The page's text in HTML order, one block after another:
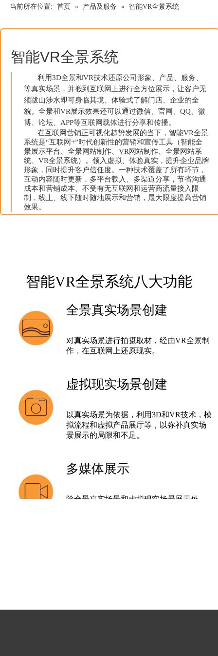
当前所在位置: 首页 » 产品及服务 » 智能VR全景系统
智能VR全景系统
利用3D全景和VR技术还原公司形象、产品、服务、
等真实场景，并搬到互联网上进行全方位展示，让客户无
须跋山涉水即可身临其境、体验式了解门店、企业的全
貌。全景和VR展示效果还可以通过微信、官网、QQ、微
博、论坛、APP等互联网载体进行分享和传播。
在互联网营销正可视化趋势发展的当下，智能VR全景
系统是“互联网+”时代创新性的营销和宣传工具（智能全
景展示平台、全景网站制作、VR网站制作、全景网站系
统、VR全景系统）。领入虚拟、体验真实，提升企业品牌
形象，同时提升客户信任度。一种技术覆盖了所有环节，
互动内容随时更新，多平台载入、多渠道分享，节省沟通
成本和营销成本。不受有无互联网和运营商流量接入限
制，线上、线下随时随地展示和营销，最大限度提高营销
效果。
智能VR全景系统八大功能
全景真实场景创建
对真实场景进行拍摄取材，经由VR全景制
作，在互联网上还原现实。
虚拟现实场景创建
以真实场景为依据，利用3D和VR技术，模
拟流程和虚拟产品展厅等，以弥补真实场
景展示的局限和不足。
多媒体展示
除全景真实场景和虚拟现实场景展示外，